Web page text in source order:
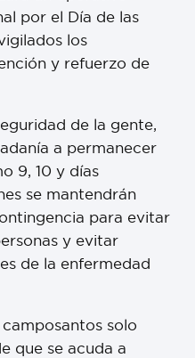
por el Día de las
los
y refuerzo de
de la gente,
a permanecer
9, 10 y días
se mantendrán
para evitar
y evitar
de la enfermedad
solo
que se acuda a